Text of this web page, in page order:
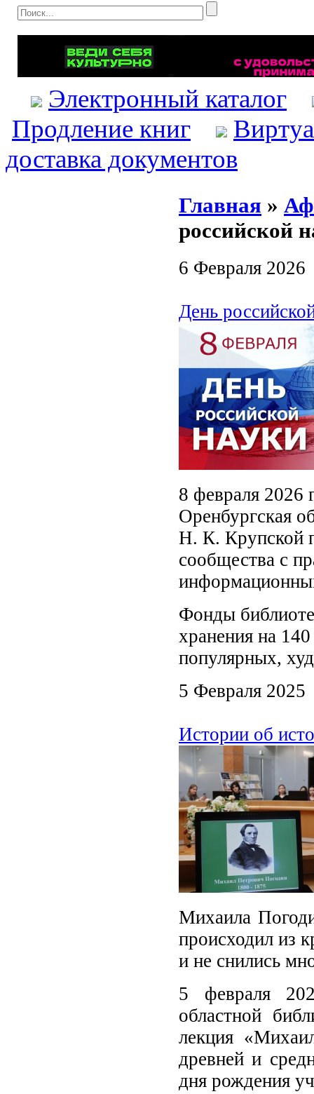
Электронный каталог
Продление книг
доставка документов
Главная »
российской
6 Февраля 2026
День
8 февраля 2026
Оренбургская
Н. К. Крупской
сообщества с
Фонды
хранения на
популярных,
5 Февраля 2025
Истории об
Михаила
происходил из
и не снились
5 февраля
областной
лекция
древней и
дня рождения